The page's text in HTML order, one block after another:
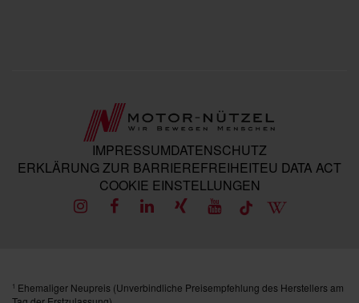
IMPRESSUMDATENSCHUTZ
ERKLÄRUNG ZUR BARRIEREFREIHEITEU DATA ACT
COOKIE EINSTELLUNGEN
1 Ehemaliger Neupreis (Unverbindliche Preisempfehlung des Herstellers am